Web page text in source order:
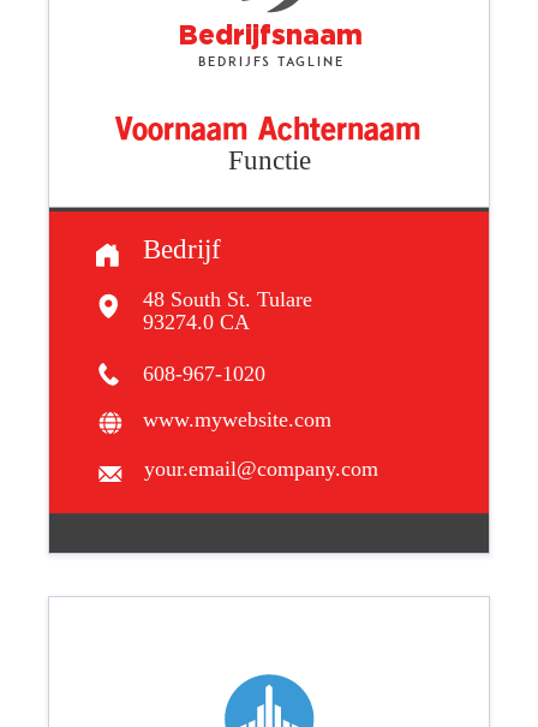
Functie
Voornaam Achternaam
Bedrijf
48 South St. Tulare
93274.0 CA
608-967-1020
www.mywebsite.com
your.email@company.com
Bedrijfsnaam
Bedrijfs tagline